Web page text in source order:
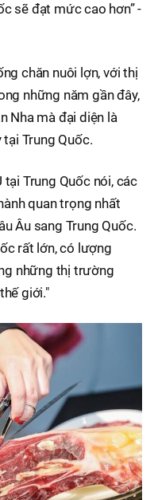
sẽ đạt mức cao hơn” -
chăn nuôi lợn, với thị
những năm gần đây,
Nha mà đại diện là
Trung Quốc.
Trung Quốc nói, các
quan trọng nhất
Âu sang Trung Quốc.
rất lớn, có lượng
những thị trường
giới."